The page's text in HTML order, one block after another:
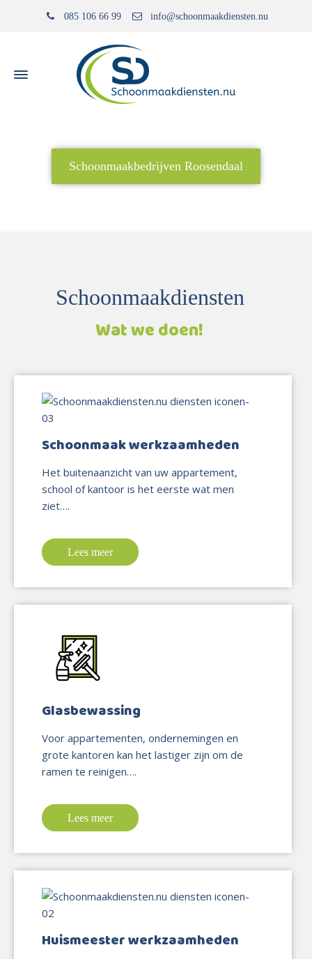
085 106 66 99 info@schoonmaakdiensten.nu
Schoonmaakbedrijven Roosendaal
Schoonmaakdiensten
Wat we doen!
Schoonmaak werkzaamheden
Het buitenaanzicht van uw appartement,
school of kantoor is het eerste wat men
ziet….
Lees meer
Glasbewassing
Voor appartementen, ondernemingen en
grote kantoren kan het lastiger zijn om de
ramen te reinigen….
Lees meer
Huismeester werkzaamheden